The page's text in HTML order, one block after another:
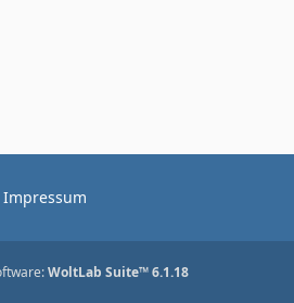
Impressum
WoltLab Suite™ 6.1.18